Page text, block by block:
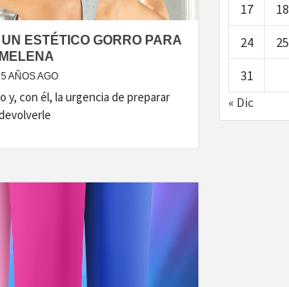
ESTÉTICO GORRO PARA
5 AÑOS AGO
y, con él, la urgencia de preparar
17 18
24 25
31
« Dic